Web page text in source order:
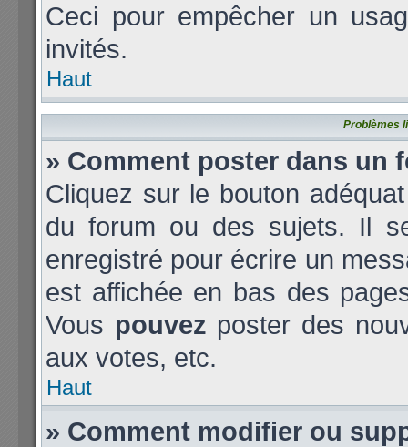
Ceci pour empêcher un
invités.
Haut
Problèmes
» Comment poster dans un
Cliquez sur le bouton
du forum ou des sujets. Il
enregistré pour écrire un
est affichée en bas des
Vous pouvez poster des
aux votes, etc.
Haut
» Comment modifier ou